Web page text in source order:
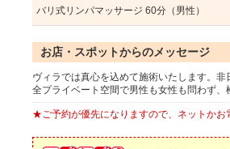
バリ式リンパマッサージ 60分（男性）
お店・スポットからのメッセージ
ヴィラでは真心を込めて施術いたします。
全プライベート空間で男性も女性も問わず、
★ご予約が優先になりますので、ネットか